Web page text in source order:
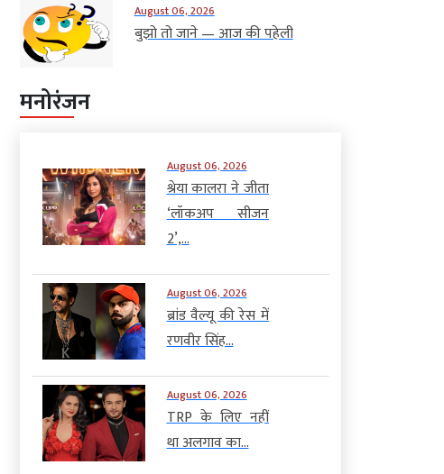
August 06, 2026
बुझो तो जाने — आज की पहेली
मनोरंजन
August 06, 2026
श्रेया कालरा ने जीता
‘लॉकअप सीजन
2’,...
August 06, 2026
ब्रांड वैल्यू की रेस में
रणवीर सिंह...
August 06, 2026
TRP के लिए नहीं
था अलगाव का...